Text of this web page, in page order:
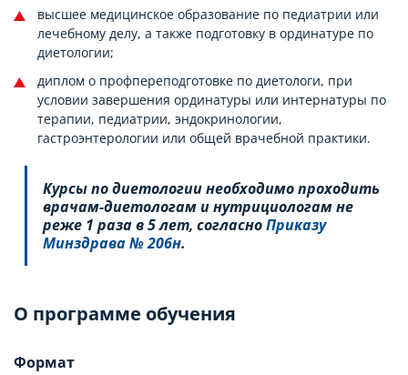
высшее медицинское образование по педиатрии или
лечебному делу, а также подготовку в ординатуре по
диетологии;
диплом о профпереподготовке по диетологи, при
условии завершения ординатуры или интернатуры по
терапии, педиатрии, эндокринологии,
гастроэнтерологии или общей врачебной практики.
Курсы по диетологии необходимо проходить
врачам-диетологам и нутрициологам не
реже 1 раза в 5 лет, согласноПриказу
Минздрава № 206н.
О программе обучения
Формат